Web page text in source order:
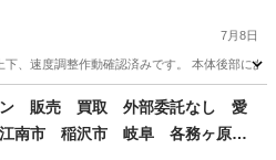
名古屋 稲沢 江南 岩倉 岐阜 羽島 各
グッドプライス一宮
7月8日
下、速度調整作動確認済みです。 本体後部に
販売 買取 外部委託なし 愛
南市 稲沢市 岐阜 各務ヶ原